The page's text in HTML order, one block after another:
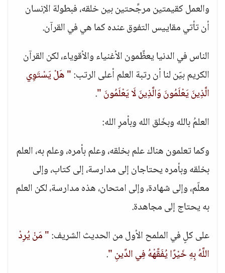
والعمل كقيمتين مرجِّحتين بين خلقه، فبطولة الإنسان
أن تأتي مقاييس التفوق عنده كما هي في القرآن.
الناس في الدنيا يعظِّمون الأغنياء والأقوياء، لكن القرآن
الكريم بيّن لنا أن رتبة العلم أعلى الرتب:" هَلْ يَسْتَوِي
الَّذِينَ يَعْلَمُونَ وَالَّذِينَ لَا يَعْلَمُونَ ".
العلمُ بالله وبخَلق الله وبأمرِ الله:
وكما تعلمون هناك علم بخلقه، وعلم بأمره، وعلم به، العلم
بخلقه وبأمره يحتاجان إلى مدارسة، إلى كتاب، وإلى
معلّم، وإلى شهادة، وإلى امتحان، هذه مدارسة، لكن العلم
به يحتاج إلى مجاهدة.
على كلٍ في الملمح الأول من الحديث الشريف:" مَنْ يُرِدْ
اللَّهُ بِهِ خَيْرًا يُفَقِّهْهُ فِي الدِّينِ ".